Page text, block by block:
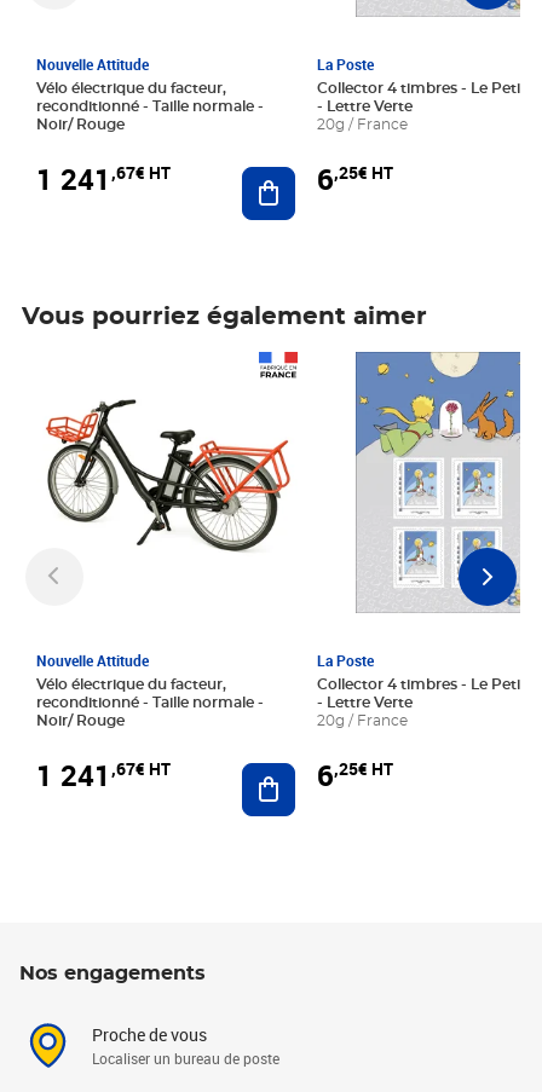
Nouvelle Attitude
Vélo électrique du facteur,
reconditionné - Taille normale -
Noir/ Rouge
1 241 ,67€ HT Ajouter au panier
La Poste
Collector 4 timbres - Le Petit
- Lettre Verte
20g / France
6,25€ HT
Vous pourriez également aimer
Nouvelle Attitude
Vélo électrique du facteur,
reconditionné - Taille normale -
Noir/ Rouge
1 241 ,67€ HT Ajouter au panier
La Poste
Collector 4 timbres - Le Petit
- Lettre Verte
20g / France
6,25€ HT
Prix 6,25€ HT
Nos engagements
Proche de vous
Localiser un bureau de poste